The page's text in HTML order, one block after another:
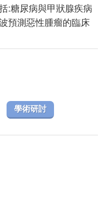
:糖尿病與甲狀腺疾病
預測惡性腫瘤的臨床
學術研討